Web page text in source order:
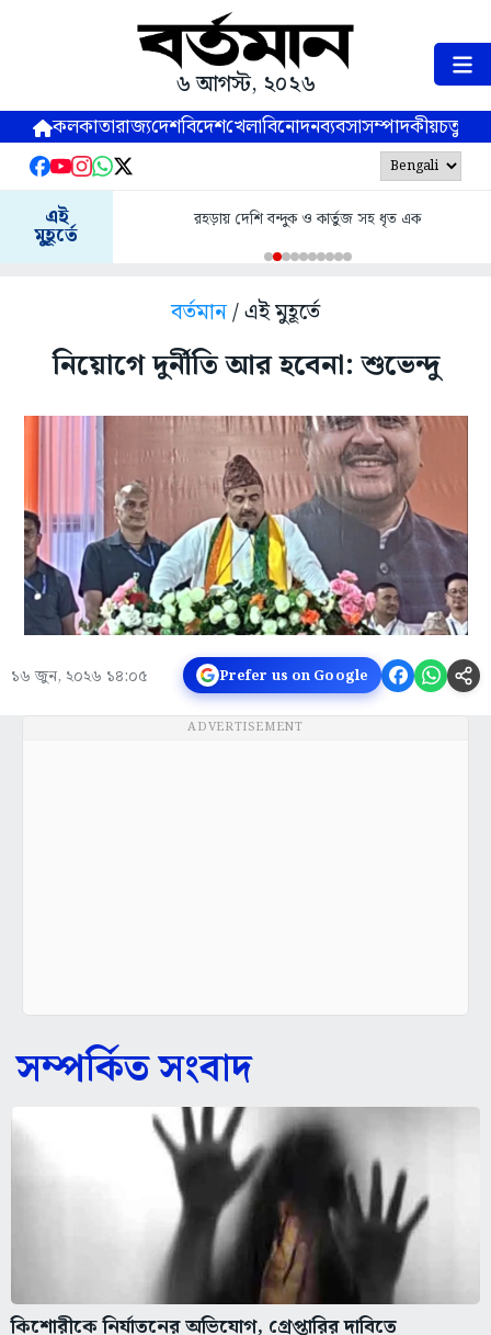
৬ আগস্ট, ২০২৬
কলকাতারাজ্যদেশবিদেশখেলাবিনোদনব্যবসাসম্পাদকীয়
এই
মুহূর্তে
রহড়ায় দেশি বন্দুক ও কার্তুজ সহ ধৃত এক
বর্তমান/ এই মুহূর্তে
নিয়োগে দুর্নীতি আর হবেনা: শুভেন্দু
১৬ জুন, ২০২৬ ১৪:০৫ Prefer us on Google
ADVERTISEMENT
সম্পর্কিত সংবাদ
কিশোরীকে নির্যাতনের অভিযোগ, গ্রেপ্তারির দাবিতে